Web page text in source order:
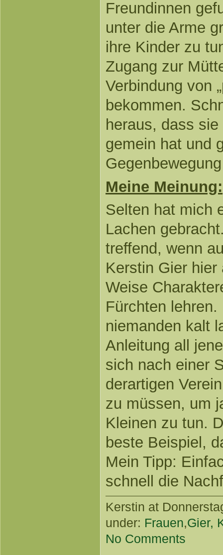
Freundinnen
unter die Arme
ihre Kinder zu
Zugang zur
Verbindung von
bekommen.
heraus, dass
gemein hat und
Meine Meinung:
Selten hat mich
Lachen
treffend, wenn
Kerstin Gier
Weise
Fürchten
niemanden kalt
Anleitung all
sich nach einer
derartigen
zu müssen, um
Kleinen zu tun.
beste Beispiel,
Mein Tipp:
schnell die
Kerstin at
under: Frauen,Gier,
No Comments